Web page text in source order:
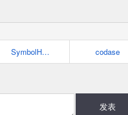
SymbolHound codase
发表